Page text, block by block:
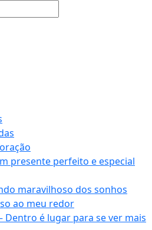
presente perfeito e especial
maravilhoso dos sonhos
ao meu redor
Dentro é lugar para se ver mais